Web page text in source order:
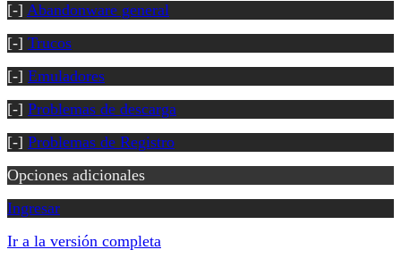
[-] Abandonware general
[-] Trucos
[-] Emuladores
[-] Problemas de descarga
[-] Problemas de Registro
Opciones adicionales
Ingresar
Ir a la versión completa